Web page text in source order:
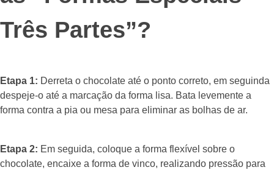
Três Partes”?
Etapa 1: Derreta o chocolate até o ponto correto, em seguinda
despeje-o até a marcação da forma lisa. Bata levemente a
forma contra a pia ou mesa para eliminar as bolhas de ar.
Etapa 2: Em seguida, coloque a forma flexível sobre o
chocolate, encaixe a forma de vinco, realizando pressão para